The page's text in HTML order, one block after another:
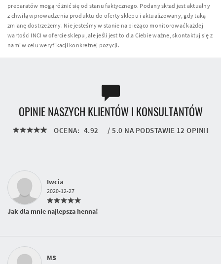
preparatów mogą różnić się od stanu faktycznego. Podany skład jest aktualny
z chwilą wprowadzenia produktu do oferty sklepu i aktualizowany, gdy taką
zmianę dostrzeżemy. Nie jesteśmy w stanie na bieżąco monitorować każdej
wartości INCI w ofercie sklepu, ale jeśli jest to dla Ciebie ważne, skontaktuj się z
nami w celu weryfikacji konkretnej pozycji.
OPINIE NASZYCH KLIENTÓW I KONSULTANTÓW
OCENA: 4.92 / 5.0 NA PODSTAWIE 12 OPINII
Iwcia
2020-12-27
Jak dla mnie najlepsza henna!
MS